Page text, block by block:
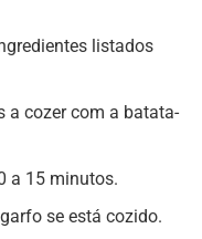
listados
a cozer com a batata-
a 15 minutos.
se está cozido.